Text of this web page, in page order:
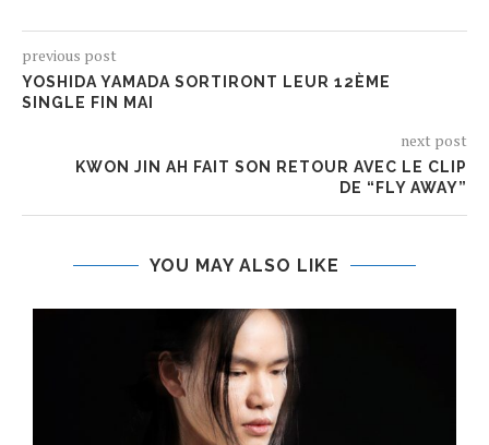
previous post
YOSHIDA YAMADA SORTIRONT LEUR 12ÈME
SINGLE FIN MAI
next post
KWON JIN AH FAIT SON RETOUR AVEC LE CLIP
DE “FLY AWAY”
YOU MAY ALSO LIKE